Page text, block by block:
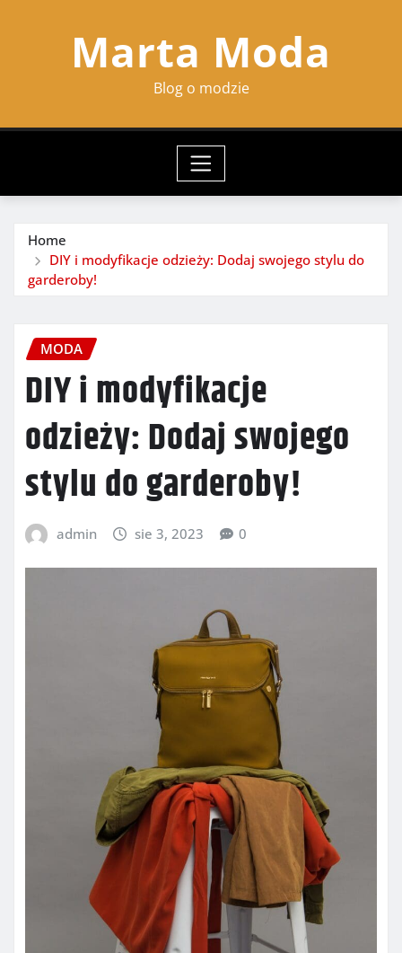
Marta Moda
Blog o modzie
Home
DIY i modyfikacje odzieży: Dodaj swojego stylu do
garderoby!
MODA
DIY i modyfikacje
odzieży: Dodaj swojego
stylu do garderoby!
admin sie 3, 2023 0